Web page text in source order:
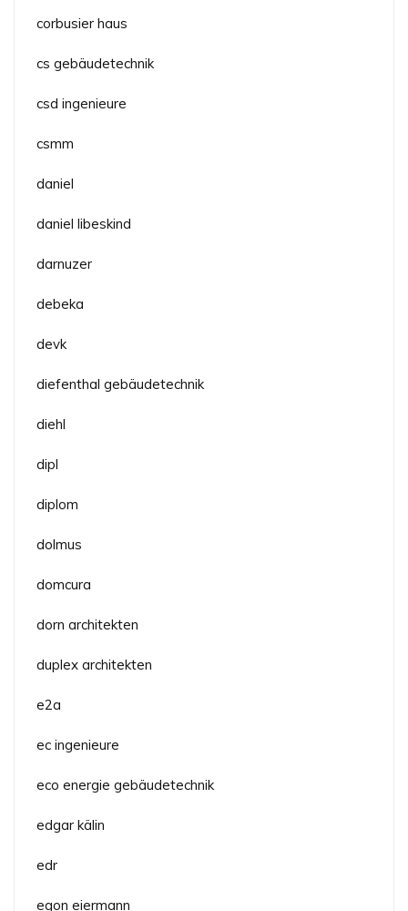
corbusier haus
cs gebäudetechnik
csd ingenieure
csmm
daniel
daniel libeskind
darnuzer
debeka
devk
diefenthal gebäudetechnik
diehl
dipl
diplom
dolmus
domcura
dorn architekten
duplex architekten
e2a
ec ingenieure
eco energie gebäudetechnik
edgar kälin
edr
egon eiermann